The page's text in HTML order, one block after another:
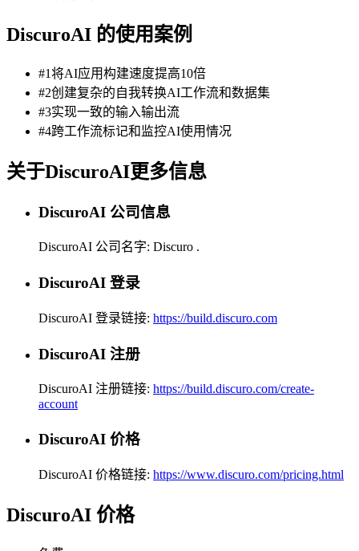
DiscuroAI 的使用案例
#1将AI应用构建速度提高10倍
#2创建复杂的自我转换AI工作流和数据集
#3实现一致的输入输出流
#4跨工作流标记和监控AI使用情况
关于DiscuroAI更多信息
DiscuroAI 公司信息
DiscuroAI 公司名字: Discuro .
DiscuroAI 登录
DiscuroAI 登录链接: https://build.discuro.com
DiscuroAI 注册
DiscuroAI 注册链接: https://build.discuro.com/create-
account
DiscuroAI 价格
DiscuroAI 价格链接: https://www.discuro.com/pricing.html
DiscuroAI 价格